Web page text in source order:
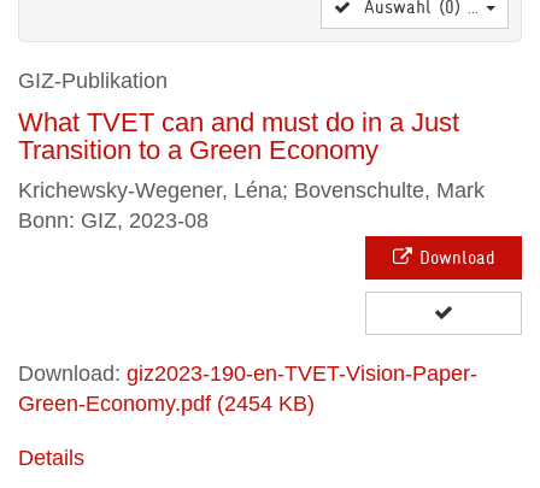
Auswahl (0) ...
GIZ-Publikation
What TVET can and must do in a Just
Transition to a Green Economy
Krichewsky-Wegener, Léna; Bovenschulte, Mark
Bonn: GIZ, 2023-08
Download
Download: giz2023-190-en-TVET-Vision-Paper-
Green-Economy.pdf (2454 KB)
Details